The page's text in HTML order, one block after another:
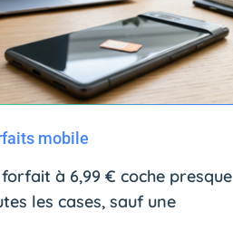
mobile
forfait à 6,99 € coche presque
les cases, sauf une